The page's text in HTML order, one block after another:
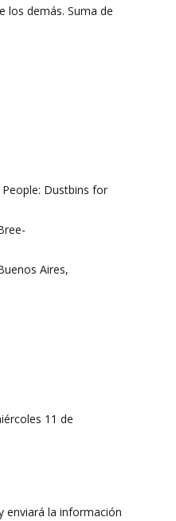
los demás. Suma de
People: Dustbins for
Aires,
11 de
enviará la información